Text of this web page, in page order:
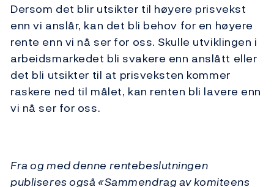
Dersom det blir utsikter til høyere prisvekst
enn vi anslår, kan det bli behov for en høyere
rente enn vi nå ser for oss. Skulle utviklingen i
arbeidsmarkedet bli svakere enn anslått eller
det bli utsikter til at prisveksten kommer
raskere ned til målet, kan renten bli lavere enn
vi nå ser for oss.
Fra og med denne rentebeslutningen
publiseres også «Sammendrag av komiteens